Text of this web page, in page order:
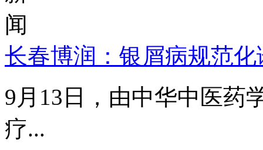
长春博润：银屑病规范化
9月13日，由中华中医药
疗...